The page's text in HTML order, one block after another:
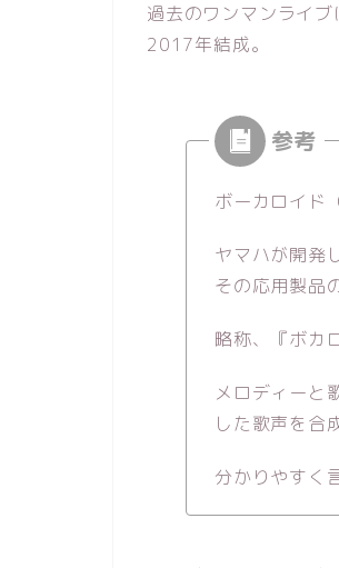
過去のワンマンライ
2017年結成。
ボーカロイド
ヤマハが開発
その応用製品
略称、『ボカ
メロディーと
した歌声を合
分かりやすく